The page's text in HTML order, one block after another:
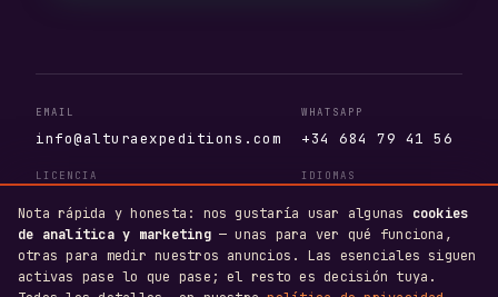
EMAIL
info@alturaexpeditions.com
WHATSAPP
+34 684 79 41 56
LICENCIA IDIOMAS
Nota rápida y honesta: nos gustaría usar algunas cookies
de analítica y marketing— unas para ver qué funciona,
otras para medir nuestros anuncios. Las esenciales siguen
activas pase lo que pase; el resto es decisión tuya.